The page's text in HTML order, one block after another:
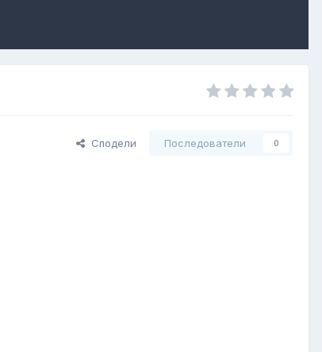
Сподели Последователи 0